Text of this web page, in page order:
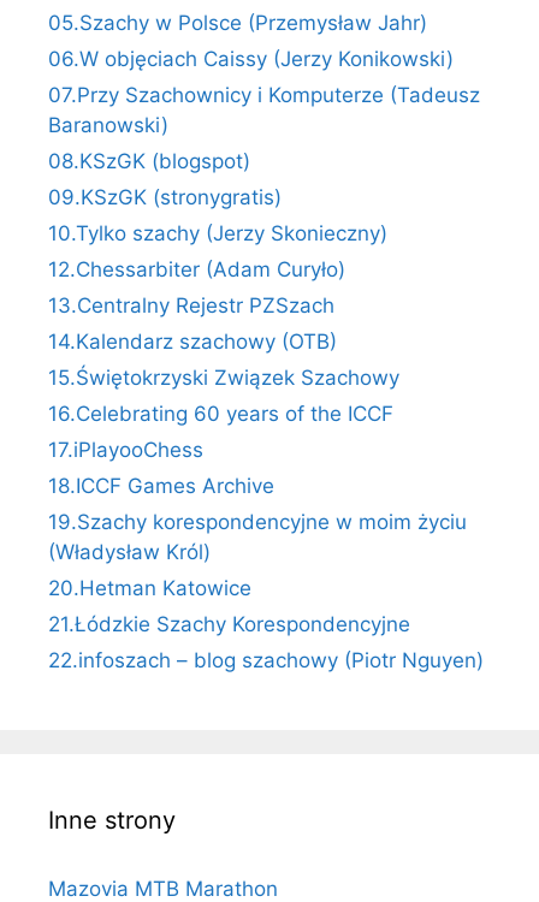
05.Szachy w Polsce (Przemysław Jahr)
06.W objęciach Caissy (Jerzy Konikowski)
07.Przy Szachownicy i Komputerze (Tadeusz
Baranowski)
08.KSzGK (blogspot)
09.KSzGK (stronygratis)
10.Tylko szachy (Jerzy Skonieczny)
12.Chessarbiter (Adam Curyło)
13.Centralny Rejestr PZSzach
14.Kalendarz szachowy (OTB)
15.Świętokrzyski Związek Szachowy
16.Celebrating 60 years of the ICCF
17.iPlayooChess
18.ICCF Games Archive
19.Szachy korespondencyjne w moim życiu
(Władysław Król)
20.Hetman Katowice
21.Łódzkie Szachy Korespondencyjne
22.infoszach – blog szachowy (Piotr Nguyen)
Inne strony
Mazovia MTB Marathon